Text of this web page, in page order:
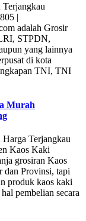
|
adalah Grosir
STPDN,
yang lainnya
di kota
TNI, TNI
Murah
Terjangkau
Kaos Kaki
grosiran Kaos
dan Provinsi, tapi
produk kaos kaki
pembelian secara